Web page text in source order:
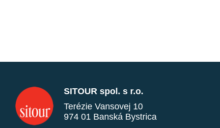
SITOUR spol. s r.o.
Terézie Vansovej 10
974 01 Banská Bystrica